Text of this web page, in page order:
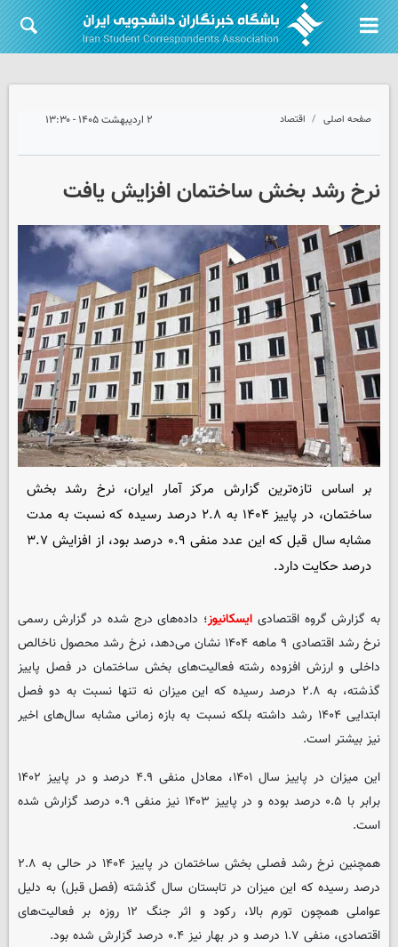
صفحه اصلی اقتصاد ۲ اردیبهشت ۱۴۰۵ - ۱۳:۳۰
نرخ رشد بخش ساختمان افزایش یافت
بر اساس تازه‌ترین گزارش مرکز آمار ایران، نرخ رشد بخش
ساختمان، در پاییز ۱۴۰۴ به ۲.۸ درصد رسیده که نسبت به مدت
مشابه سال قبل که این عدد منفی ۰.۹ درصد بود، از افزایش ۳.۷
درصد حکایت دارد.
به گزارش گروه اقتصادی ایسکانیوز؛ داده‌های درج شده در گزارش رسمی
نرخ رشد اقتصادی ۹ ماهه ۱۴۰۴ نشان می‌دهد، نرخ رشد محصول ناخالص
داخلی و ارزش افزوده رشته فعالیت‌های بخش ساختمان در فصل پاییز
گذشته، به ۲.۸ درصد رسیده که این میزان نه تنها نسبت به دو فصل
ابتدایی ۱۴۰۴ رشد داشته بلکه نسبت به بازه زمانی مشابه سال‌های اخیر
نیز بیشتر است.
این میزان در پاییز سال ۱۴۰۱، معادل منفی ۴.۹ درصد و در پاییز ۱۴۰۲
برابر با ۰.۵ درصد بوده و در پاییز ۱۴۰۳ نیز منفی ۰.۹ درصد گزارش شده
است.
همچنین نرخ رشد فصلی بخش ساختمان در پاییز ۱۴۰۴ در حالی به ۲.۸
درصد رسیده که این میزان در تابستان سال گذشته (فصل قبل) به دلیل
عواملی همچون تورم بالا، رکود و اثر جنگ ۱۲ روزه بر فعالیت‌های
اقتصادی، منفی ۱.۷ درصد و در بهار نیز ۰.۴ درصد گزارش شده بود.